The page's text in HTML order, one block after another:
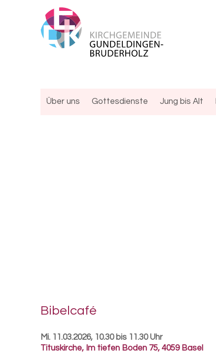
Über uns Gottesdienste Jung bis Alt
Bi­bel­café
Mi. 11.03.2026, 10.30 bis 11.30 Uhr
Tituskirche, Im tiefen Boden 75, 4059 Basel